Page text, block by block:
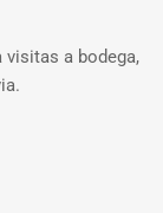
visitas a bodega,